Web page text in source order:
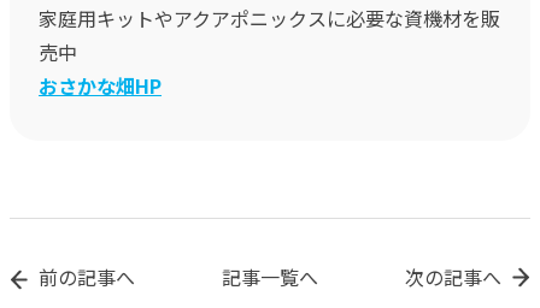
家庭用キットやアクアポニックスに必要な資機材を販
売中
おさかな畑HP
前の記事へ 記事一覧へ 次の記事へ